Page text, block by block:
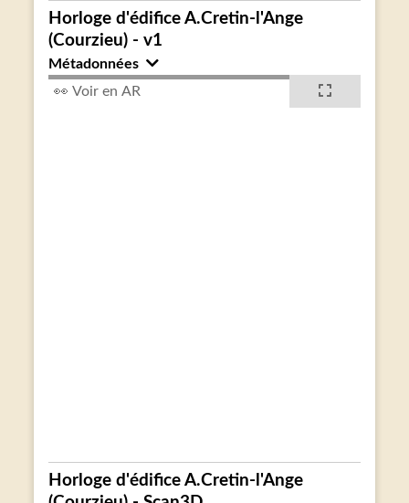
Horloge d'édifice A.Cretin-l'Ange
(Courzieu) - v1
Métadonnées
👀 Voir en AR
Horloge d'édifice A.Cretin-l'Ange